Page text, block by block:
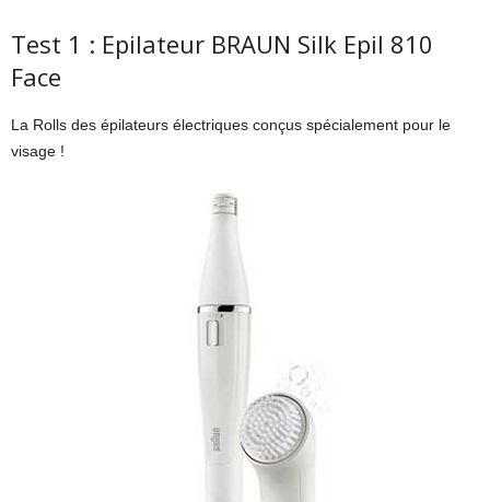
Test 1 : Epilateur BRAUN Silk Epil 810
Face
La Rolls des épilateurs électriques conçus spécialement pour le
visage !